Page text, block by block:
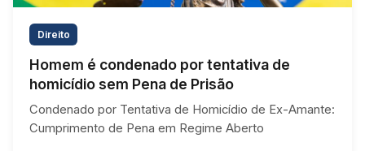
Direito
Homem é condenado por tentativa de
homicídio sem Pena de Prisão
Condenado por Tentativa de Homicídio de Ex-Amante:
Cumprimento de Pena em Regime Aberto